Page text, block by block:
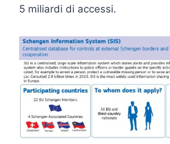
5 miliardi di accessi.